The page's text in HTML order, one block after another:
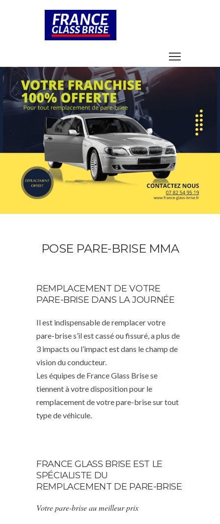
POSE PARE-BRISE MMA
REMPLACEMENT DE VOTRE
PARE-BRISE DANS LA JOURNÉE
Il est indispensable de remplacer votre
pare-brise s’il est cassé ou fissuré, a plus de
3 impacts ou l’impact est dans le champ de
vision du conducteur.
Les équipes de France Glass Brise se
tiennent à votre disposition pour le
remplacement de votre pare-brise sur tout
type de véhicule.
FRANCE GLASS BRISE EST LE
SPÉCIALISTE DU
REMPLACEMENT DE PARE-BRISE
Votre pare-brise au meilleur prix